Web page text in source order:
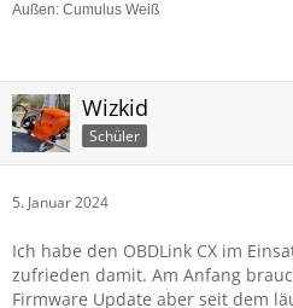
Außen: Cumulus Weiß
Wizkid
Schüler
5. Januar 2024
Ich habe den OBDLink CX im
zufrieden damit. Am Anfang
Firmware Update aber seit dem